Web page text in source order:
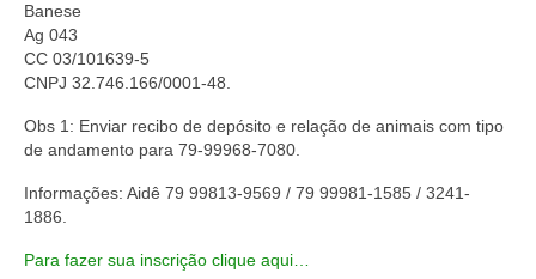
Venda de Animais
Contato
Anuncie
Formulário de Solicitação de Emolumentos
Comprovante de Pagamento
Banese
Ag 043
CC 03/101639-5
CNPJ 32.746.166/0001-48.
Obs 1: Enviar recibo de depósito e relação de animais com tipo
de andamento para 79-99968-7080.
Informações: Aidê 79 99813-9569 / 79 99981-1585 / 3241-
1886.
Para fazer sua inscrição clique aqui…